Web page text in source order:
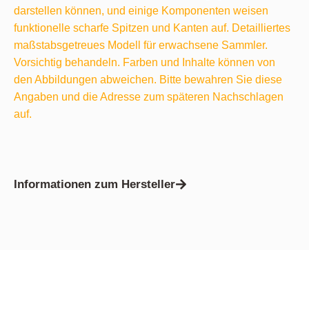
darstellen können, und einige Komponenten weisen
funktionelle scharfe Spitzen und Kanten auf. Detailliertes
maßstabsgetreues Modell für erwachsene Sammler.
Vorsichtig behandeln. Farben und Inhalte können von
den Abbildungen abweichen. Bitte bewahren Sie diese
Angaben und die Adresse zum späteren Nachschlagen
auf.
Informationen zum Hersteller